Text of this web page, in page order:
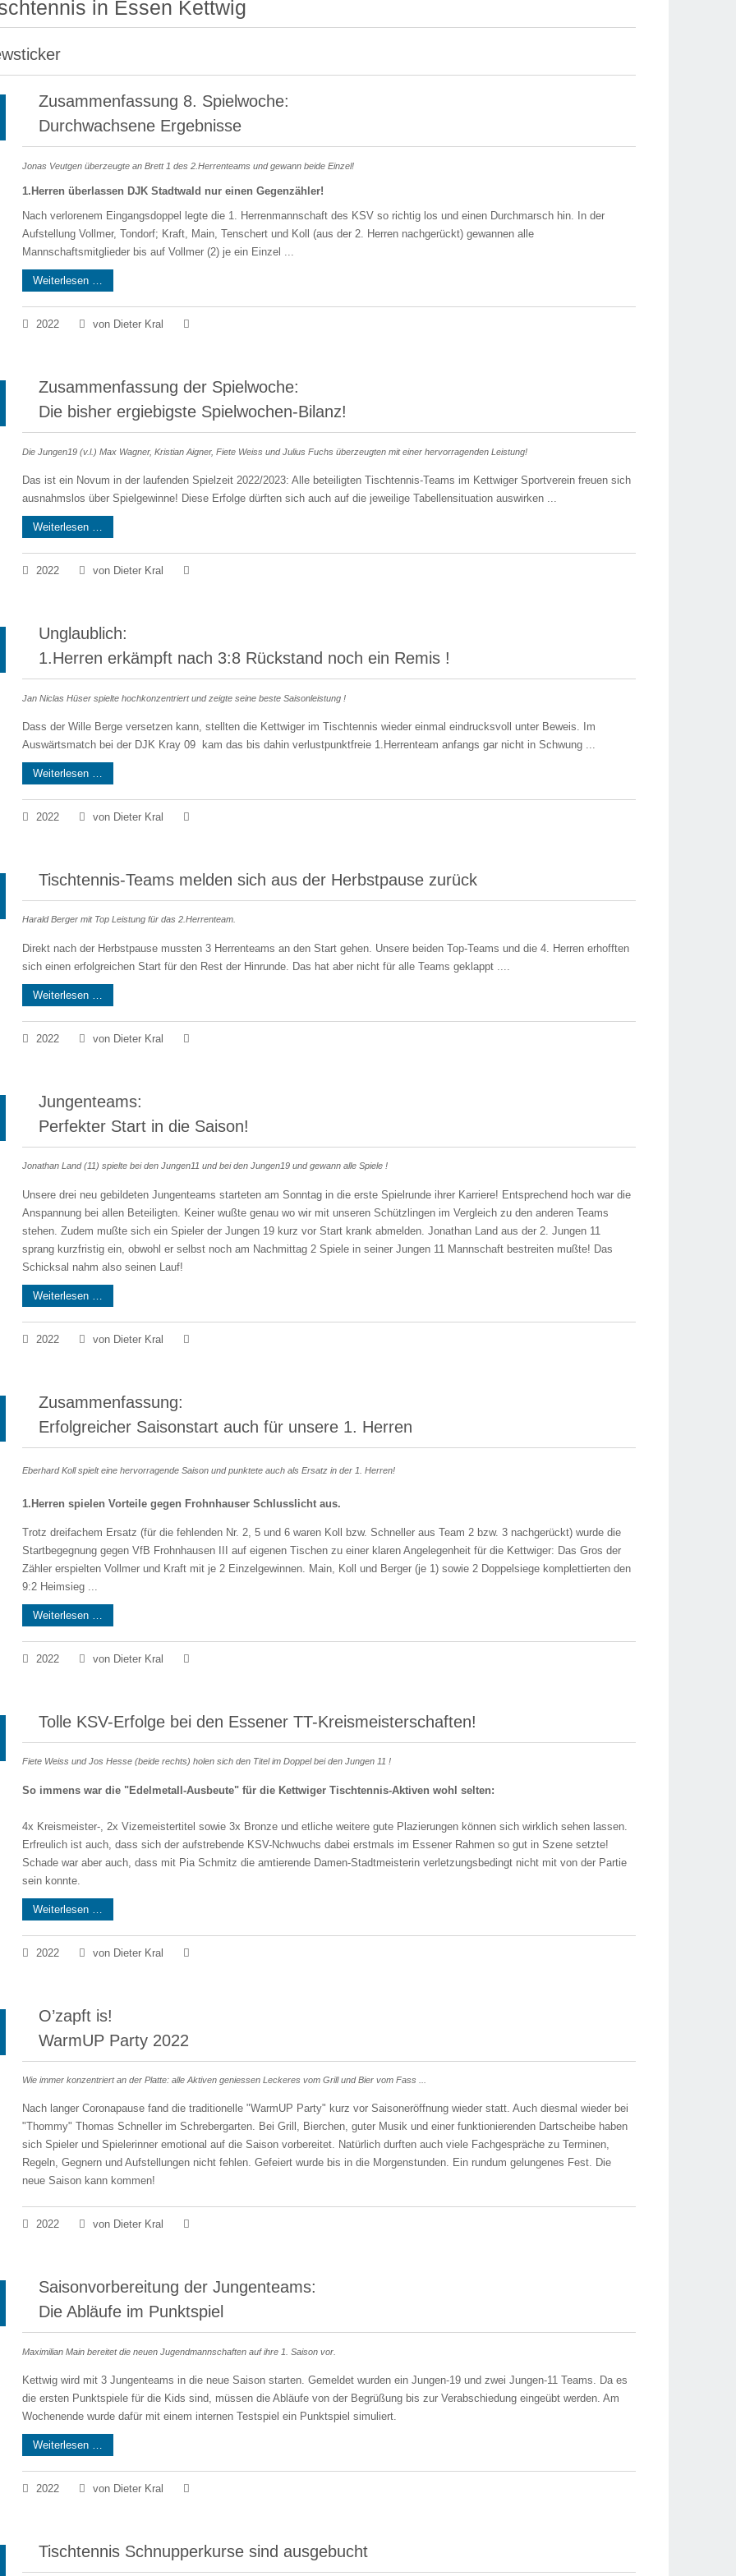
in Essen Kettwig
Zusammenfassung 8. Spielwoche:
Durchwachsene Ergebnisse
Jonas Veutgen überzeugte an Brett 1 des 2.Herrenteams und gewann beide Einzel!
1.Herren überlassen DJK Stadtwald nur einen Gegenzähler!
Nach verlorenem Eingangsdoppel legte die 1. Herrenmannschaft des KSV so richtig los und einen Durchmarsch hin. In der
Aufstellung Vollmer, Tondorf; Kraft, Main, Tenschert und Koll (aus der 2. Herren nachgerückt) gewannen alle
Mannschaftsmitglieder bis auf Vollmer (2) je ein Einzel ...
Weiterlesen …
2022 von Dieter Kral
Zusammenfassung der Spielwoche:
Die bisher ergiebigste Spielwochen-Bilanz!
Die Jungen19 (v.l.) Max Wagner, Kristian Aigner, Fiete Weiss und Julius Fuchs überzeugten mit einer hervorragenden Leistung!
Das ist ein Novum in der laufenden Spielzeit 2022/2023: Alle beteiligten Tischtennis-Teams im Kettwiger Sportverein freuen sich
ausnahmslos über Spielgewinne! Diese Erfolge dürften sich auch auf die jeweilige Tabellensituation auswirken ...
Weiterlesen …
2022 von Dieter Kral
Unglaublich:
1.Herren erkämpft nach 3:8 Rückstand noch ein Remis !
Jan Niclas Hüser spielte hochkonzentriert und zeigte seine beste Saisonleistung !
Dass der Wille Berge versetzen kann, stellten die Kettwiger im Tischtennis wieder einmal eindrucksvoll unter Beweis. Im
Auswärtsmatch bei der DJK Kray 09 kam das bis dahin verlustpunktfreie 1.Herrenteam anfangs gar nicht in Schwung ...
Weiterlesen …
2022 von Dieter Kral
Tischtennis-Teams melden sich aus der Herbstpause zurück
Harald Berger mit Top Leistung für das 2.Herrenteam.
Direkt nach der Herbstpause mussten 3 Herrenteams an den Start gehen. Unsere beiden Top-Teams und die 4. Herren erhofften
sich einen erfolgreichen Start für den Rest der Hinrunde. Das hat aber nicht für alle Teams geklappt ....
Weiterlesen …
2022 von Dieter Kral
Jungenteams:
Perfekter Start in die Saison!
Jonathan Land (11) spielte bei den Jungen11 und bei den Jungen19 und gewann alle Spiele !
Unsere drei neu gebildeten Jungenteams starteten am Sonntag in die erste Spielrunde ihrer Karriere! Entsprechend hoch war die
Anspannung bei allen Beteiligten. Keiner wußte genau wo wir mit unseren Schützlingen im Vergleich zu den anderen Teams
stehen. Zudem mußte sich ein Spieler der Jungen 19 kurz vor Start krank abmelden. Jonathan Land aus der 2. Jungen 11
sprang kurzfristig ein, obwohl er selbst noch am Nachmittag 2 Spiele in seiner Jungen 11 Mannschaft bestreiten mußte! Das
Schicksal nahm also seinen Lauf!
Weiterlesen …
2022 von Dieter Kral
Zusammenfassung:
Erfolgreicher Saisonstart auch für unsere 1. Herren
Eberhard Koll spielt eine hervorragende Saison und punktete auch als Ersatz in der 1. Herren!
1.Herren spielen Vorteile gegen Frohnhauser Schlusslicht aus.
Trotz dreifachem Ersatz (für die fehlenden Nr. 2, 5 und 6 waren Koll bzw. Schneller aus Team 2 bzw. 3 nachgerückt) wurde die
Startbegegnung gegen VfB Frohnhausen III auf eigenen Tischen zu einer klaren Angelegenheit für die Kettwiger: Das Gros der
Zähler erspielten Vollmer und Kraft mit je 2 Einzelgewinnen. Main, Koll und Berger (je 1) sowie 2 Doppelsiege komplettierten den
9:2 Heimsieg ...
Weiterlesen …
2022 von Dieter Kral
Tolle KSV-Erfolge bei den Essener TT-Kreismeisterschaften!
Fiete Weiss und Jos Hesse (beide rechts) holen sich den Titel im Doppel bei den Jungen 11 !
So immens war die "Edelmetall-Ausbeute" für die Kettwiger Tischtennis-Aktiven wohl selten:
4x Kreismeister-, 2x Vizemeistertitel sowie 3x Bronze und etliche weitere gute Plazierungen können sich wirklich sehen lassen.
Erfreulich ist auch, dass sich der aufstrebende KSV-Nchwuchs dabei erstmals im Essener Rahmen so gut in Szene setzte!
Schade war aber auch, dass mit Pia Schmitz die amtierende Damen-Stadtmeisterin verletzungsbedingt nicht mit von der Partie
sein konnte.
Weiterlesen …
2022 von Dieter Kral
O’zapft is!
WarmUP Party 2022
Wie immer konzentriert an der Platte: alle Aktiven geniessen Leckeres vom Grill und Bier vom Fass ...
Nach langer Coronapause fand die traditionelle "WarmUP Party" kurz vor Saisoneröffnung wieder statt. Auch diesmal wieder bei
"Thommy" Thomas Schneller im Schrebergarten. Bei Grill, Bierchen, guter Musik und einer funktionierenden Dartscheibe haben
sich Spieler und Spielerinner emotional auf die Saison vorbereitet. Natürlich durften auch viele Fachgespräche zu Terminen,
Regeln, Gegnern und Aufstellungen nicht fehlen. Gefeiert wurde bis in die Morgenstunden. Ein rundum gelungenes Fest. Die
neue Saison kann kommen!
2022 von Dieter Kral
Saisonvorbereitung der Jungenteams:
Die Abläufe im Punktspiel
Maximilian Main bereitet die neuen Jugendmannschaften auf ihre 1. Saison vor.
Kettwig wird mit 3 Jungenteams in die neue Saison starten. Gemeldet wurden ein Jungen-19 und zwei Jungen-11 Teams. Da es
die ersten Punktspiele für die Kids sind, müssen die Abläufe von der Begrüßung bis zur Verabschiedung eingeübt werden. Am
Wochenende wurde dafür mit einem internen Testspiel ein Punktspiel simuliert.
Weiterlesen …
2022 von Dieter Kral
Tischtennis Schnupperkurse sind ausgebucht